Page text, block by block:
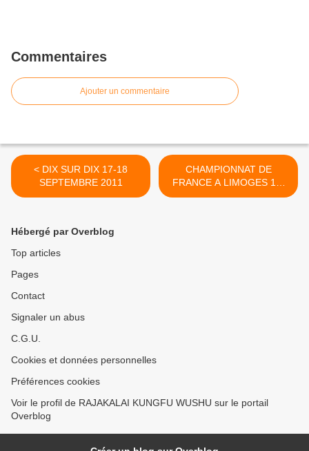
Commentaires
Ajouter un commentaire
< DIX SUR DIX 17-18
SEPTEMBRE 2011
CHAMPIONNAT DE
FRANCE A LIMOGES 11-
12 FÉVRIER 2012 >
Hébergé par Overblog
Top articles
Pages
Contact
Signaler un abus
C.G.U.
Cookies et données personnelles
Préférences cookies
Voir le profil de RAJAKALAI KUNGFU WUSHU sur le portail
Overblog